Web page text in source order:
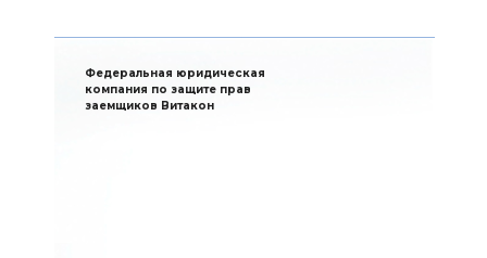
Федеральная юридическая
компания по защите прав
заемщиков Витакон